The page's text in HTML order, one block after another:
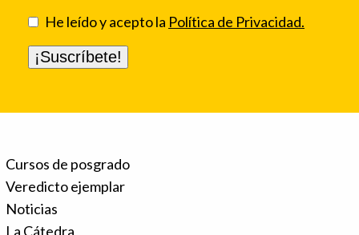
He leído y acepto la Política de Privacidad.
Cursos de posgrado
Veredicto ejemplar
Noticias
La Cátedra